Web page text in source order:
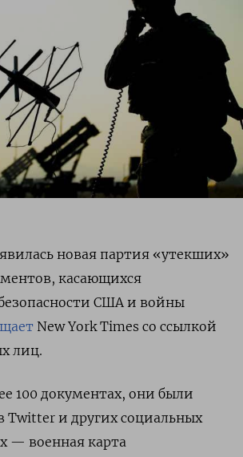
новая партия «утекших»
касающихся
США и войны
New York Times со ссылкой
лиц.
100 документах, они были
Twitter и других социальных
— военная карта